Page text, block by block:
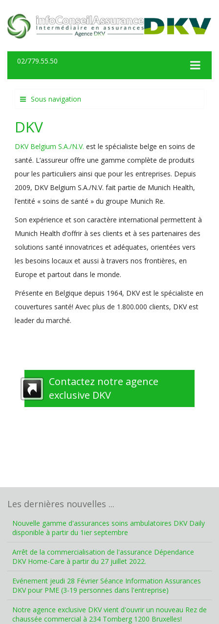
02/779.55.50
Sous navigation
DKV
DKV Belgium S.A./N.V. est le spécialiste belge en soins de
santé. L’assureur offre une gamme complète de produits
pour les particuliers ainsi que pour les entreprises. Depuis
2009, DKV Belgium S.A./N.V. fait partie de Munich Health,
l’entité « soins de santé » du groupe Munich Re.
Son expérience et son caractère international permettent à
Munich Health d’offrir à ses clients et à ses partenaires des
solutions santé innovatrices et adéquates, orientées vers
les besoins locaux et aussi à travers nos frontières, en
Europe et partout dans le monde.
Présente en Belgique depuis 1964, DKV est le spécialiste en
couvertures santé! Avec plus de 1.800.000 clients, DKV est
leader du marché.
Contactez notre agence
exclusive DKV
Les dernières nouvelles ...
Nouvelle gamme d'assurances soins ambulatoires DKV Daily
disponible à partir du 1ier septembre
Arrêt de la commercialisation de l'assurance Dépendance
DKV Home-Care à partir du 27 juillet 2022.
Evénement jeudi 28 Février Séance Information Assurances
DKV pour PME (3-19 personnes dans l'entreprise)
Notre agence exclusive DKV vient d'ouvrir un nouveau Rez de
chaussée commercial à 234 Tomberg 1200 Bruxelles!